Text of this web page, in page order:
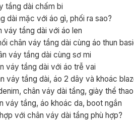
tầng dài chấm bi
dài mặc với áo gì, phối ra sao?
váy tầng dài với áo len
chân váy tầng dài cùng áo thun
váy tầng dài cùng sơ mi
váy tầng dài với áo trễ vai
váy tầng dài, áo 2 dây và khoác
chân váy dài tầng, giày thể thao
váy tầng, áo khoác da, boot ngắn
với chân váy dài tầng phù hợp?